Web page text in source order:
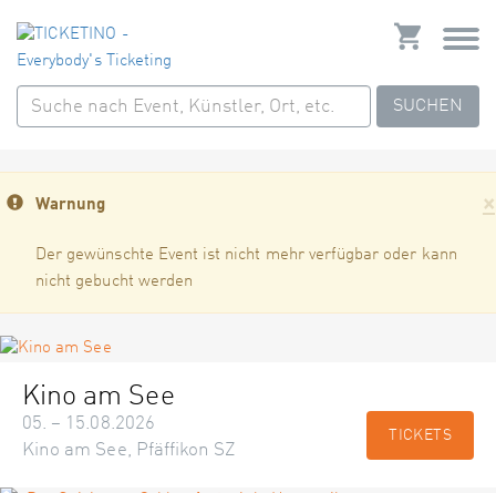
SUCHEN
×
Warnung
Der gewünschte Event ist nicht mehr verfügbar oder kann
nicht gebucht werden
Kino am See
05. – 15.08.2026
Kino am See, Pfäffikon SZ
TICKETS